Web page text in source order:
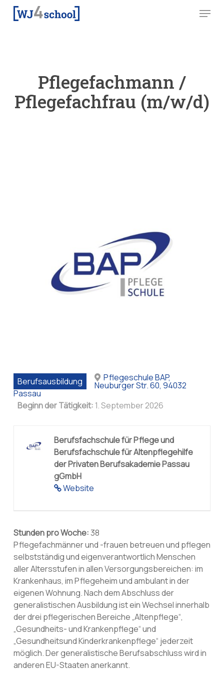
Skip
Menu
Pflegefachmann /
Pflegefachfrau (m/w/d)
Berufsausbildung Pflegeschule BAP,
Neuburger Str. 60, 94032
Passau
Beginn der Tätigkeit: 1. September 2026
Website
Berufsfachschule für Pflege und
Berufsfachschule für Altenpflegehilfe
der Privaten Berufsakademie Passau
gGmbH
Stunden pro Woche:38
Pflegefachmänner und -frauen betreuen und pflegen
selbstständig und eigenverantwortlich Menschen
aller Altersstufen in allen Versorgungsbereichen: im
Krankenhaus, im Pflegeheim und ambulant in der
eigenen Wohnung. Nach dem Abschluss der
generalistischen Ausbildung ist ein Wechsel innerhalb
der drei pflegerischen Bereiche „Altenpflege“,
„Gesundheits- und Krankenpflege“ und
„Gesundheitsund Kinderkrankenpflege“ jederzeit
möglich. Der generalistische Berufsabschluss wird in
anderen EU-Staaten anerkannt.